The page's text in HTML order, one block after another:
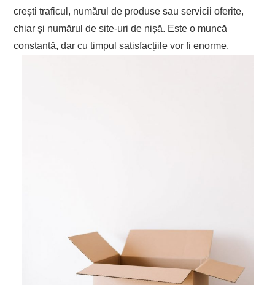
crești traficul, numărul de produse sau servicii oferite,
chiar și numărul de site-uri de nișă. Este o muncă
constantă, dar cu timpul satisfacțiile vor fi enorme.